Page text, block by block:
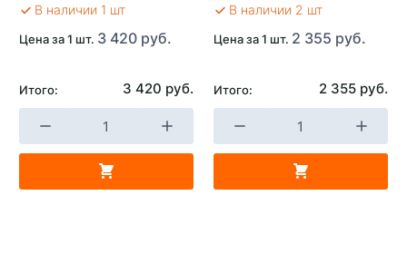
В наличии 1 шт
Цена за 1 шт. 3 420 руб.
Итого: 3 420 руб.
В наличии 2 шт
Цена за 1 шт. 2 355 руб.
Итого: 2 355 руб.